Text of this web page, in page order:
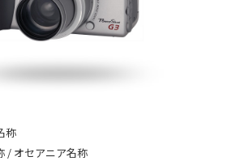
称
/ オセアニア名称